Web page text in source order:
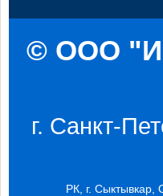
© ООО
г. Санкт-
РК, г. Сыктывкар,